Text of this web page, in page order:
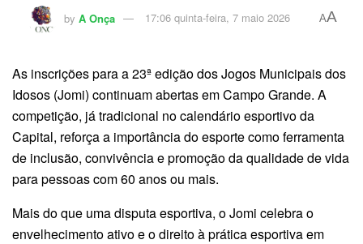
by A Onça 17:06 quinta-feira, 7 maio 2026 AA
As inscrições para a 23ª edição dos Jogos Municipais dos
Idosos (Jomi) continuam abertas em Campo Grande. A
competição, já tradicional no calendário esportivo da
Capital, reforça a importância do esporte como ferramenta
de inclusão, convivência e promoção da qualidade de vida
para pessoas com 60 anos ou mais.
Mais do que uma disputa esportiva, o Jomi celebra o
envelhecimento ativo e o direito à prática esportiva em